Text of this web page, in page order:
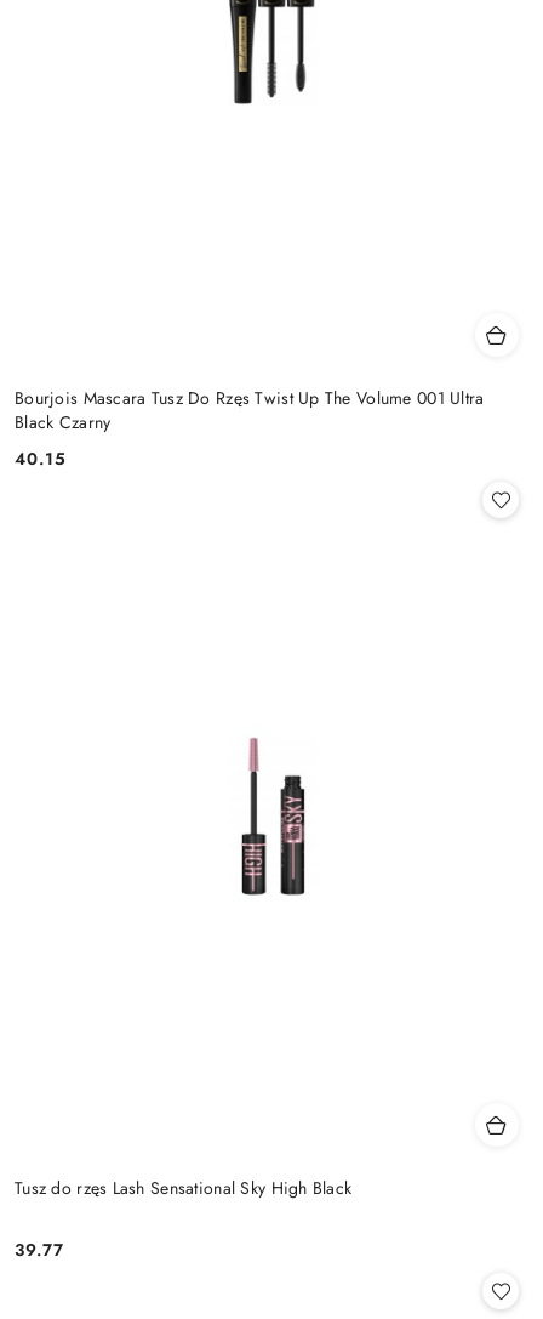
Bourjois Mascara Tusz Do Rzęs Twist Up The Volume 001 Ultra
Black Czarny
Cena:
40.15
Tusz do rzęs Lash Sensational Sky High Black
Cena:
39.77